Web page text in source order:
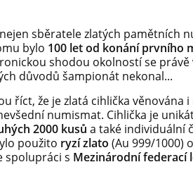
sběratele zlatých pamětních
bylo 100 let od konání prvního
shodou okolností se právě
důvodů šampionát nekonal...
říct, že je zlatá cihlička
numismat. Cihlička je
2000 kusů a také individuální
použito ryzí zlato (Au 999/1000)
spolupráci s Mezinárodní federací